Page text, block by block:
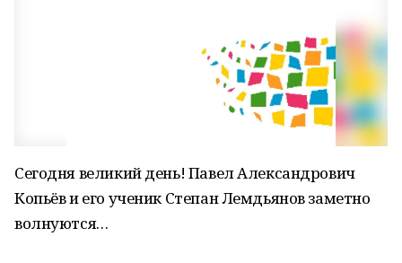
Сегодня великий день! Павел Александрович
Копьёв и его ученик Степан Лемдьянов заметно
волнуются…